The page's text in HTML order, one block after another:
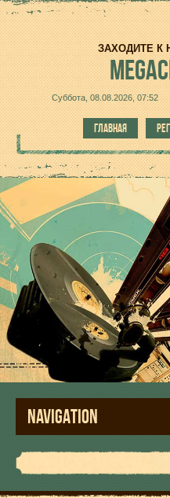
ЗАХОДИТЕ К
Суббота, 08.08.2026, 07:52
ГЛАВНАЯ
NAVIGATION